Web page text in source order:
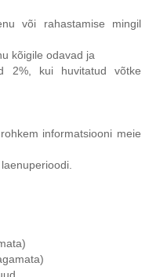
või rahastamise mingil
kõigile odavad ja
2%, kui huvitatud võtke
informatsiooni meie